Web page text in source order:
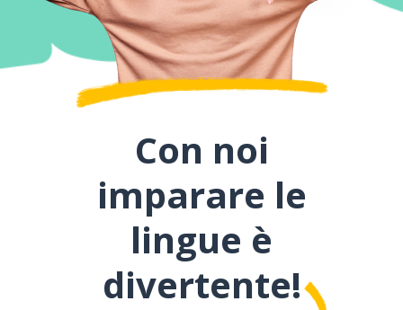
Con noi
imparare le
lingue è
divertente!